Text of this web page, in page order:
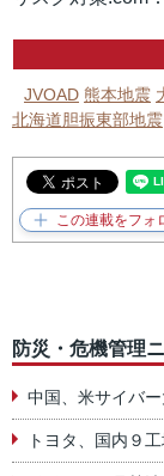
JVOAD 熊本地震
北海道胆振東部地震
防災・危機管理
中国、米サイバ
トヨタ、国内９